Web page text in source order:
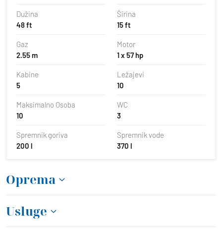
Dužina
48 ft
Širina
15 ft
Gaz
2.55 m
Motor
1 x 57 hp
Kabine
5
Ležajevi
10
Maksimalno Osoba
10
WC
3
Spremnik goriva
200 l
Spremnik vode
370 l
Oprema
Usluge